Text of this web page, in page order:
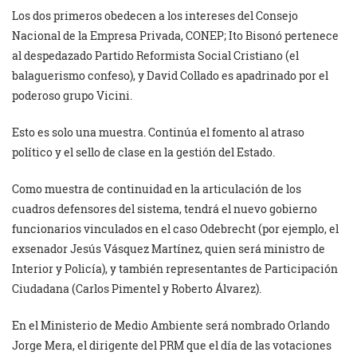
Los dos primeros obedecen a los intereses del Consejo
Nacional de la Empresa Privada, CONEP; Ito Bisonó pertenece
al despedazado Partido Reformista Social Cristiano (el
balaguerismo confeso), y David Collado es apadrinado por el
poderoso grupo Vicini.
Esto es solo una muestra. Continúa el fomento al atraso
político y el sello de clase en la gestión del Estado.
Como muestra de continuidad en la articulación de los
cuadros defensores del sistema, tendrá el nuevo gobierno
funcionarios vinculados en el caso Odebrecht (por ejemplo, el
exsenador Jesús Vásquez Martínez, quien será ministro de
Interior y Policía), y también representantes de Participación
Ciudadana (Carlos Pimentel y Roberto Álvarez).
En el Ministerio de Medio Ambiente será nombrado Orlando
Jorge Mera, el dirigente del PRM que el día de las votaciones